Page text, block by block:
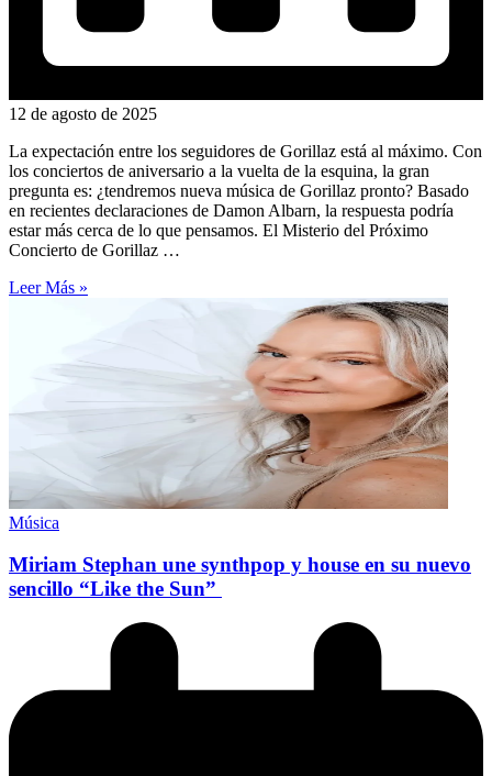
12 de agosto de 2025
La expectación entre los seguidores de Gorillaz está al máximo. Con
los conciertos de aniversario a la vuelta de la esquina, la gran
pregunta es: ¿tendremos nueva música de Gorillaz pronto? Basado
en recientes declaraciones de Damon Albarn, la respuesta podría
estar más cerca de lo que pensamos. El Misterio del Próximo
Concierto de Gorillaz …
Leer Más »
Música
Miriam Stephan une synthpop y house en su nuevo
sencillo “Like the Sun”